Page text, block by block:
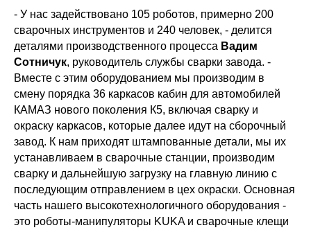
- У нас задействовано 105 роботов, примерно 200
сварочных инструментов и 240 человек, - делится
деталями производственного процесса Вадим
Сотничук, руководитель службы сварки завода. -
Вместе с этим оборудованием мы производим в
смену порядка 36 каркасов кабин для автомобилей
КАМАЗ нового поколения К5, включая сварку и
окраску каркасов, которые далее идут на сборочный
завод. К нам приходят штампованные детали, мы их
устанавливаем в сварочные станции, производим
сварку и дальнейшую загрузку на главную линию с
последующим отправлением в цех окраски. Основная
часть нашего высокотехнологичного оборудования -
это роботы-манипуляторы KUKA и сварочные клещи